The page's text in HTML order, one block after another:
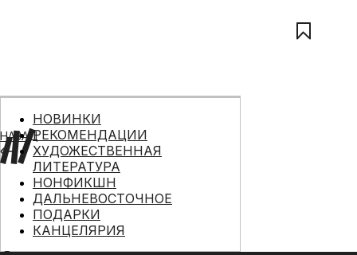
НАЗАД
НОВИНКИ
РЕКОМЕНДАЦИИ
ХУДОЖЕСТВЕННАЯ
ЛИТЕРАТУРА
НОНФИКШН
ДАЛЬНЕВОСТОЧНОЕ
ПОДАРКИ
КАНЦЕЛЯРИЯ